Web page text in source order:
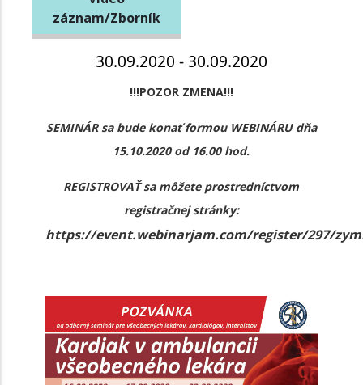
záznam/Zborník
30.09.2020 - 30.09.2020
!!!POZOR ZMENA!!!
SEMINÁR sa bude konať formou WEBINÁRU dňa
15.10.2020 od 16.00 hod.
REGISTROVAŤ sa môžete prostredníctvom
registračnej stránky:
https://event.webinarjam.com/register/297/